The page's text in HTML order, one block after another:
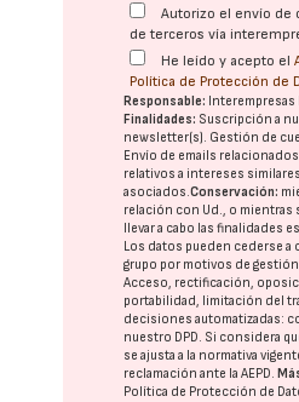
Autorizo el envío de
de terceros vía
He leído y acepto el
Política de Protección de
Responsable: Interempresas
Finalidades: Suscripción a
newsletter(s). Gestión de
Envío de emails
relativos a intereses
asociados.Conservación:
relación con Ud., o mientras
llevar a cabo las finalidades
Los datos pueden cederse a
grupo por motivos de
Acceso, rectificación,
portabilidad, limitación del
decisiones automatizadas:
nuestro DPD. Si considera
se ajusta a la normativa
reclamación ante laAEPD.
Política de Protección de